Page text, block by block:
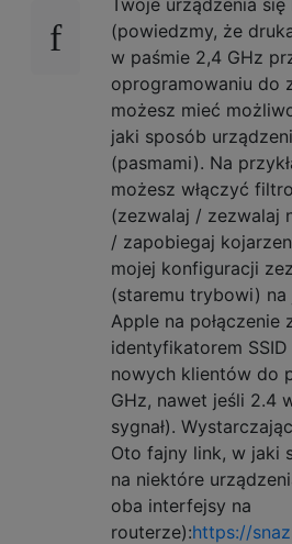
(powiedzmy, że
w paśmie 2,4 GHz
oprogramowaniu do
możesz mieć
jaki sposób
(pasmami). Na
możesz włączyć
(zezwalaj / zezwalaj
/ zapobiegaj
mojej konfiguracji
(staremu trybowi)
Apple na połączenie
identyfikatorem
nowych klientów do
GHz, nawet jeśli 2.4
sygnał).
Oto fajny link, w jaki
na niektóre
oba interfejsy na
routerze):https://